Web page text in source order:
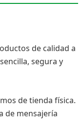
de calidad a
segura y
de tienda física.
de mensajería